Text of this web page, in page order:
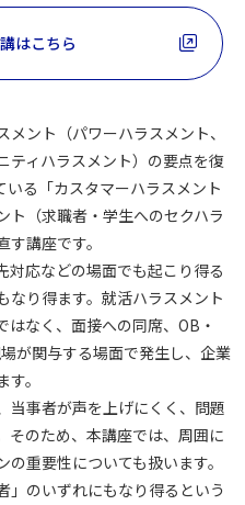
はこちら
ント（パワーハラスメント、
ティハラスメント）の要点を復
る「カスタマーハラスメント
ト（求職者・学生へのセクハラ
講座です。
対応などの場面でも起こり得る
なり得ます。就活ハラスメント
なく、面接への同席、OB・
が関与する場面で発生し、企業
。
当事者が声を上げにくく、問題
そのため、本講座では、周囲に
重要性についても扱います。
」のいずれにもなり得るという